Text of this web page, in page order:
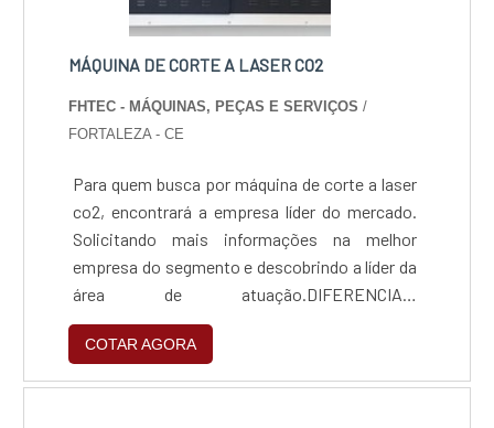
MÁQUINA DE CORTE A LASER CO2
FHTEC - MÁQUINAS, PEÇAS E SERVIÇOS /
FORTALEZA - CE
Para quem busca por máquina de corte a laser
co2, encontrará a empresa líder do mercado.
Solicitando mais informações na melhor
empresa do segmento e descobrindo a líder da
área de atuação.DIFERENCIAIS
IMPORTANTES DE MÁQUINA DE CORTE A
LASER CO2Quem busca por máquina de corte
a laser co2 em uma empresa responsável,
COTAR AGORA